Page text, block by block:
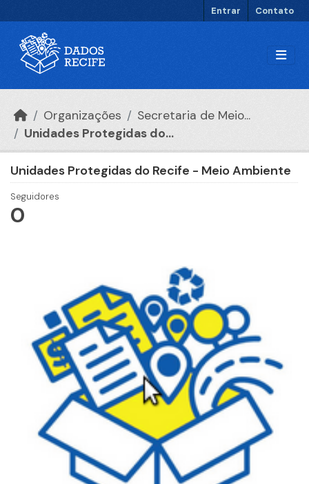
Entrar Contato
Organizações
Secretaria de Meio...
Unidades Protegidas do...
Unidades Protegidas do Recife - Meio Ambiente
Seguidores
0